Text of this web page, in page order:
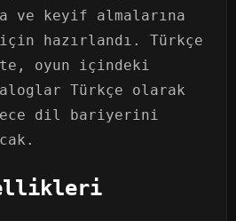
ve keyif almalarına
için hazırlandı. Türkçe
oyun içindeki
Türkçe olarak
dil bariyerini